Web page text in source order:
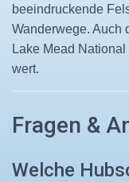
beeindruckende
Wanderwege. Auch
Lake Mead
wert.
Fragen &
Welche